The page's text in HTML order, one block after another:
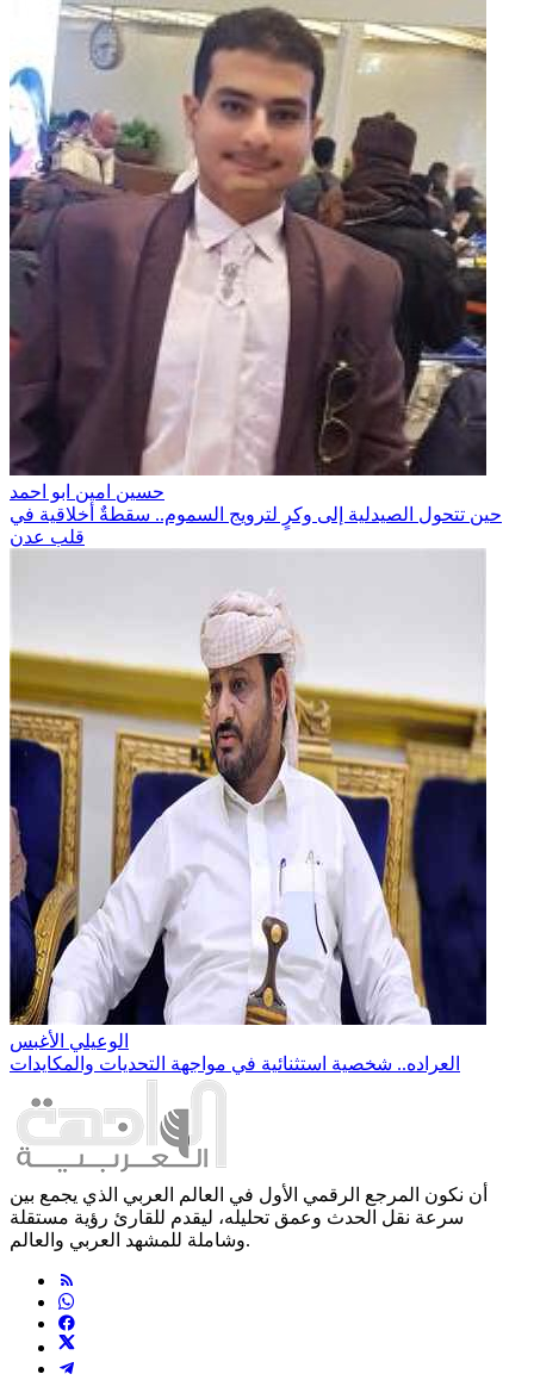
حسين امين ابو احمد
حين تتحول الصيدلية إلى وكرٍ لترويج السموم.. سقطةٌ أخلاقية في
قلب عدن
الوعيلي الأغبس
العراده.. شخصية استثنائية في مواجهة التحديات والمكايدات
أن نكون المرجع الرقمي الأول في العالم العربي الذي يجمع بين
سرعة نقل الحدث وعمق تحليله، ليقدم للقارئ رؤية مستقلة
وشاملة للمشهد العربي والعالم.